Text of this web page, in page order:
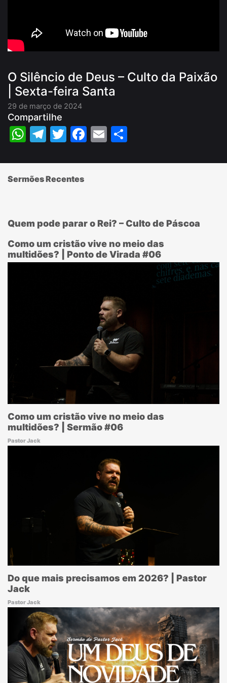
O Silêncio de Deus – Culto da Paixão
| Sexta-feira Santa
29 de março de 2024
Compartilhe
WhatsApp
Telegram
Twitter
Facebook
Email
Sermões Recentes
Quem pode parar o Rei? – Culto de Páscoa
Como um cristão vive no meio das
multidões? | Ponto de Virada #06
Como um cristão vive no meio das
multidões? | Sermão #06
Pastor Jack
Do que mais precisamos em 2026? | Pastor
Jack
Pastor Jack